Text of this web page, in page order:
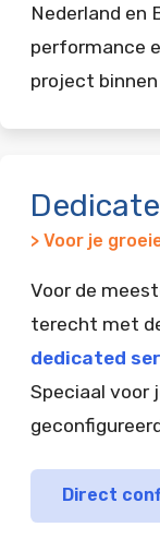
Nederland en
performance
project
> Voor je
Voor de
terecht met
dedicated
Speciaal voor
Direct